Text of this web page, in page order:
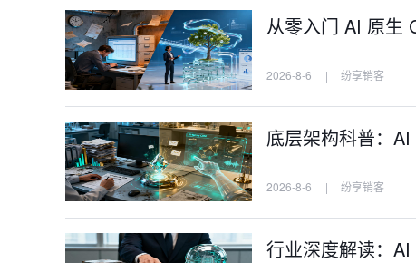
从零入门 AI 原生
2026-8-6 | 纷享销客
底层架构科普：
2026-8-6 | 纷享销客
行业深度解读：